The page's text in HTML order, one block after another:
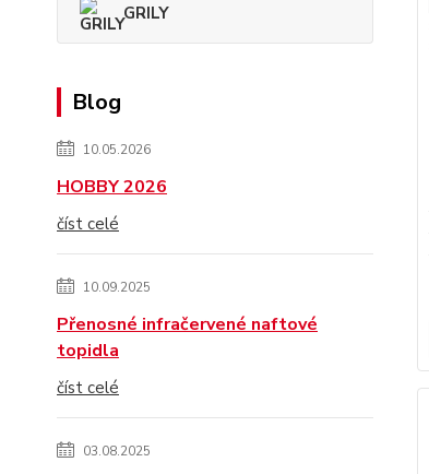
GRILY
Blog
10.05.2026
HOBBY 2026
číst celé
10.09.2025
Přenosné infračervené naftové
topidla
číst celé
03.08.2025